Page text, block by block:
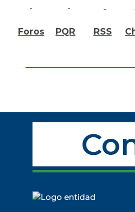
Foros PQR RSS